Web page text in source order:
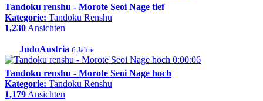
Tandoku renshu - Morote Seoi Nage tief
Kategorie: Tandoku Renshu
1,230Ansichten
JudoAustria 6 Jahre
0:00:06
Tandoku renshu - Morote Seoi Nage hoch
Kategorie: Tandoku Renshu
1,179Ansichten